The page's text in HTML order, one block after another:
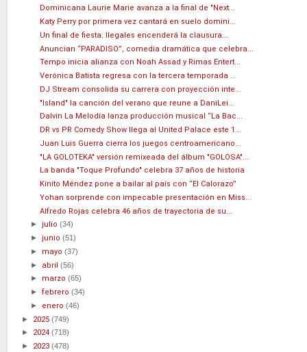
Dominicana Laurie Marie avanza a la final de "Next...
Katy Perry por primera vez cantará en suelo domini...
Un final de fiesta: Ilegales encenderá la clausura...
Anuncian “PARADISO”, comedia dramática que celebra...
Tempo inicia alianza con Noah Assad y Rimas Entert...
Verónica Batista regresa con la tercera temporada ...
DJ Stream consolida su carrera con proyección inte...
"Island" la canción del verano que reune a DaniLei...
Dalvin La Melodía lanza producción musical “La Bac...
DR vs PR Comedy Show llega al United Palace este 1...
Juan Luis Guerra cierra los juegos centroamericano...
"LA GOLOTEKA" versión remixeada del álbum "GOLOSA"...
La banda "Toque Profundo" celebra 37 años de historia
Kinito Méndez pone a bailar al país con “El Calorazo”
Yohan sorprende con impecable presentación en Miss...
Alfredo Rojas celebra 46 años de trayectoria de su...
►julio(34)
►junio(51)
► mayo(37)
► abril(56)
► marzo(65)
►febrero(34)
► enero(46)
► 2025 (749)
► 2024 (718)
► 2023 (478)